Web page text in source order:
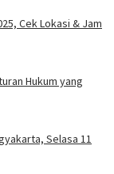
Cek Lokasi & Jam
Hukum yang
Selasa 11